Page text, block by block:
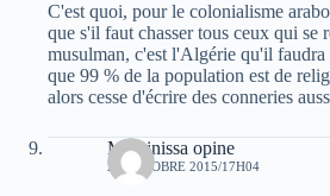
C'est quoi, pour le colonialisme
que s'il faut chasser tous ceux qui se
musulman, c'est l'Algérie qu'il faudra
que 99 % de la population est de
alors cesse d'écrire des conneries
Massinissa opine
29 OCTOBRE 2015/17H04